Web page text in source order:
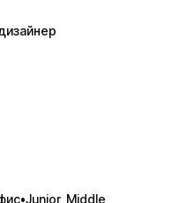
•Junior, Middle